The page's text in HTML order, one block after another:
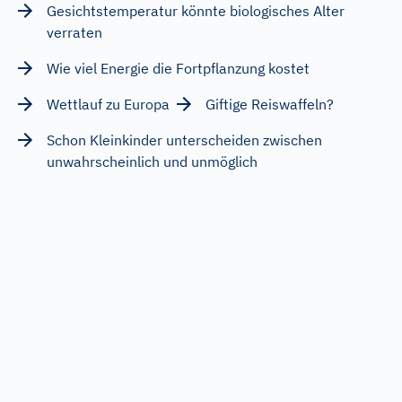
Gesichtstemperatur könnte biologisches Alter
verraten
Wie viel Energie die Fortpflanzung kostet
Wettlauf zu Europa
Giftige Reiswaffeln?
Schon Kleinkinder unterscheiden zwischen
unwahrscheinlich und unmöglich